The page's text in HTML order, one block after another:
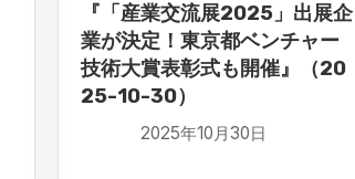
『「産業交流展2025」出展企
業が決定！東京都ベンチャー
技術大賞表彰式も開催』（20
25-10-30）
2025年10月30日